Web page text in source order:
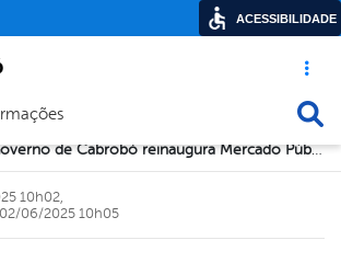
Acesso
de navegação
Governo de Cabrobó reinaugura Mercado Público com nova estrutura para comerciantes e população
10h02,
06/2025 10h05
ACESSIBILIDADE